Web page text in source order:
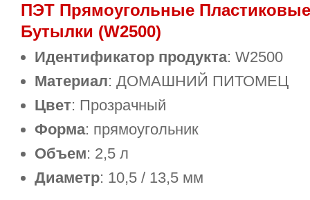
ПЭТ Прямоугольные Пластиковые
Бутылки (W2500)
Идентификатор продукта: W2500
Материал: ДОМАШНИЙ ПИТОМЕЦ
Цвет: Прозрачный
Форма: прямоугольник
Объем: 2,5 л
Диаметр: 10,5 / 13,5 мм